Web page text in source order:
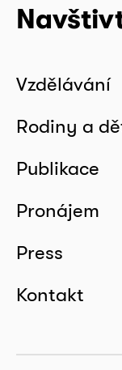
Vzdělávání
Rodiny a
Publikace
Pronájem
Press
Kontakt